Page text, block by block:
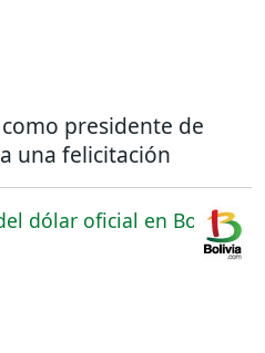
presidente de
una felicitación